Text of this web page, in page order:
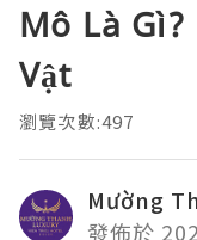
Mô Là
Vật
瀏覽次數:497
Mường
發佈於